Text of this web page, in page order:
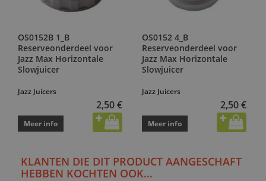
OS0152B 1_B
Reserveonderdeel voor
Jazz Max Horizontale
Slowjuicer
Jazz Juicers
2,50 €
Meer info
OS0152 4_B
Reserveonderdeel voor
Jazz Max Horizontale
Slowjuicer
Jazz Juicers
2,50 €
Meer info
KLANTEN DIE DIT PRODUCT AANGESCHAFT
HEBBEN KOCHTEN OOK...